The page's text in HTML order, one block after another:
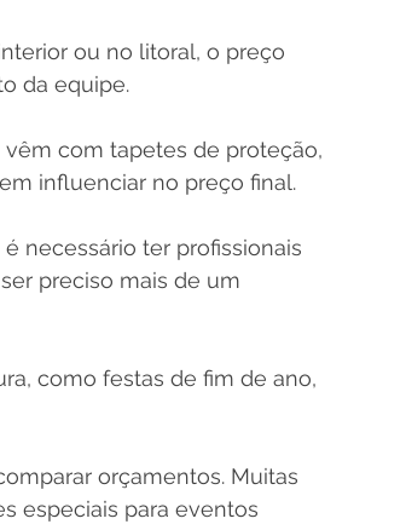
ou no litoral, o preço
da equipe.
com tapetes de proteção,
influenciar no preço final.
necessário ter profissionais
preciso mais de um
como festas de fim de ano,
orçamentos. Muitas
especiais para eventos